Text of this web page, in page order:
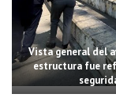
Vista general del
estructura fue